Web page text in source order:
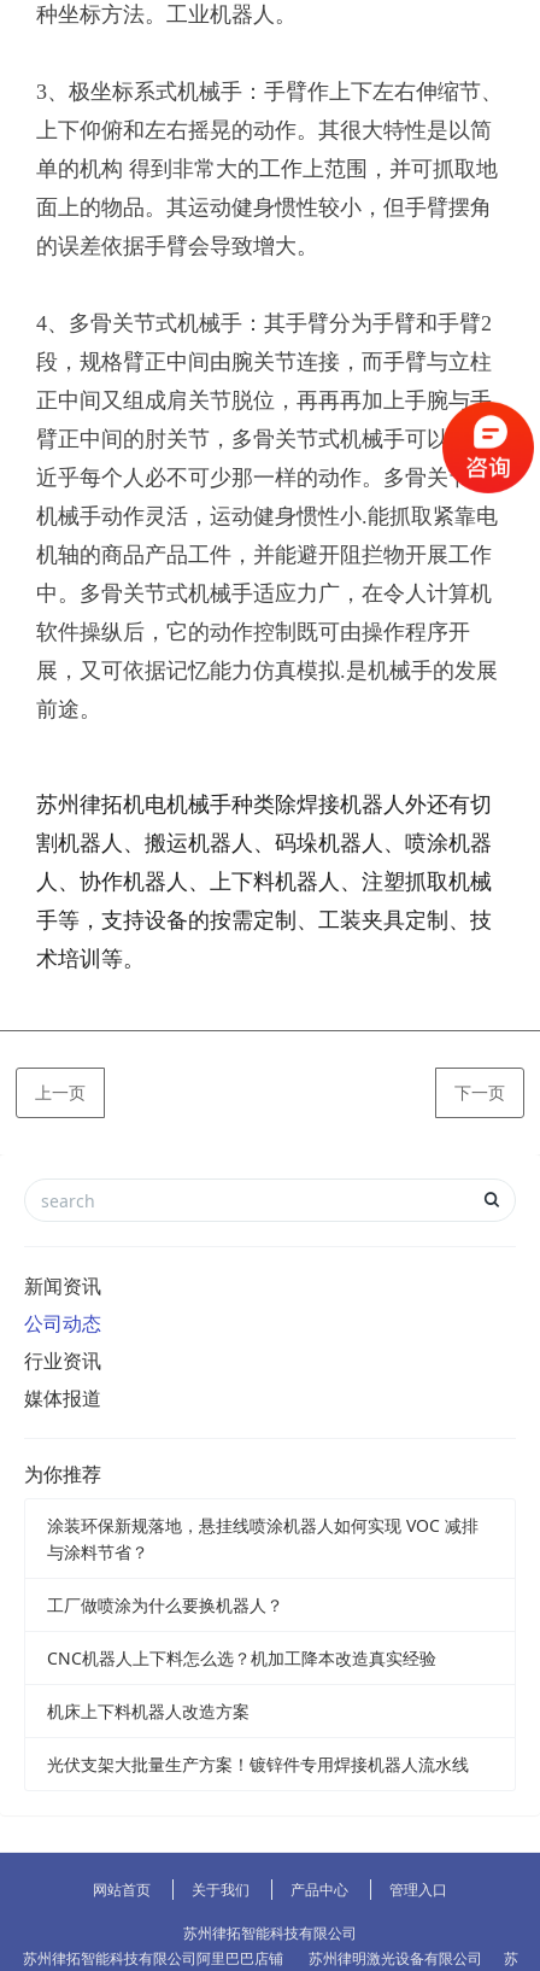
种坐标方法。工业机器人。
3、极坐标系式机械手：手臂作上下左右伸缩节、
上下仰俯和左右摇晃的动作。其很大特性是以简
单的机构 得到非常大的工作上范围，并可抓取地
面上的物品。其运动健身惯性较小，但手臂摆角
的误差依据手臂会导致增大。
4、多骨关节式机械手：其手臂分为手臂和手臂2
段，规格臂正中间由腕关节连接，而手臂与立柱
正中间又组成肩关节脱位，再再再加上手腕与手
臂正中间的肘关节，多骨关节式机械手可以 开展
近乎每个人必不可少那一样的动作。多骨关节式
机械手动作灵活，运动健身惯性小.能抓取紧靠电
机轴的商品产品工件，并能避开阻拦物开展工作
中。多骨关节式机械手适应力广，在令人计算机
软件操纵后，它的动作控制既可由操作程序开
展，又可依据记忆能力仿真模拟.是机械手的发展
前途。
苏州律拓机电机械手种类除焊接机器人外还有切
割机器人、搬运机器人、码垛机器人、喷涂机器
人、协作机器人、上下料机器人 、注塑抓取机械
手等，支持设备的按需定制、工装夹具定制、技
术培训等。
上一页 下一页
新闻资讯
公司动态
行业资讯
媒体报道
为你推荐
涂装环保新规落地，悬挂线喷涂机器人如何实现 VOC 减排
与涂料节省？
工厂做喷涂为什么要换机器人？
CNC机器人上下料怎么选？机加工降本改造真实经验
机床上下料机器人改造方案
光伏支架大批量生产方案！镀锌件专用焊接机器人流水线
网站首页 关于我们 产品中心 管理入口
苏州律拓智能科技有限公司
苏州律拓智能科技有限公司阿里巴巴店铺
苏州律明激光设备有限公司 苏